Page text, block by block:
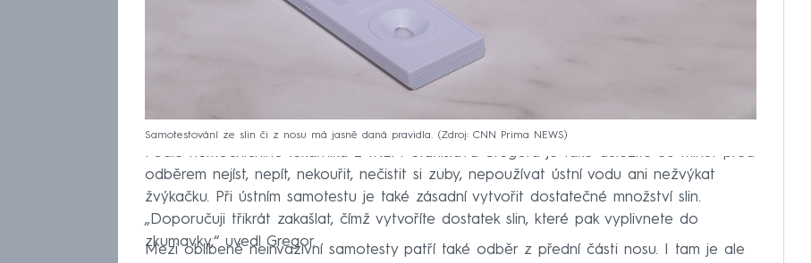
Samotestování ze slin či z nosu má jasně daná pravidla. Zdroj: CNN Prima NEWS
Podle nemocničního lékárníka z IKEM Stanislava Gregora je také důležité 30 minut před
odběrem nejíst, nepít, nekouřit, nečistit si zuby, nepoužívat ústní vodu ani nežvýkat
žvýkačku. Při ústním samotestu je také zásadní vytvořit dostatečné množství slin.
„Doporučuji třikrát zakašlat, čímž vytvoříte dostatek slin, které pak vyplivnete do
zkumavky,“ uvedl Gregor.
Mezi oblíbené neinvazivní samotesty patří také odběr z přední části nosu. I tam je ale